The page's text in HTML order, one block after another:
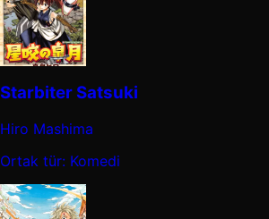
Starbiter Satsuki
Hiro Mashima
Ortak tür: Komedi